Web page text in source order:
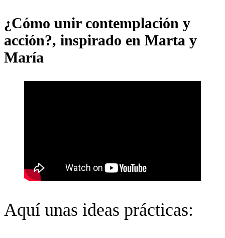
¿Cómo unir contemplación y
acción?, inspirado en Marta y
María
Aquí unas ideas prácticas: